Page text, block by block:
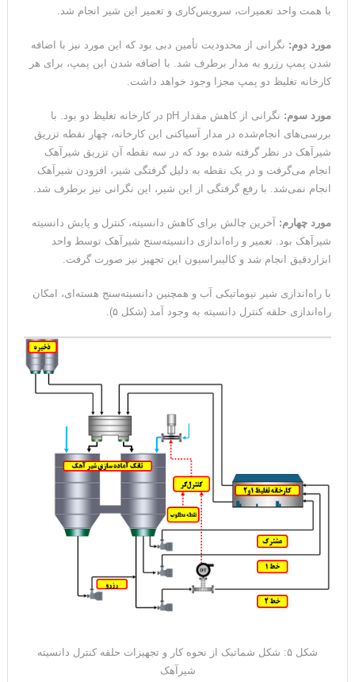
با همت واحد تعمیرات، سرویس‌کاری و تعمیر این شیر انجام شد.
مورد دوم: نگرانی از محدودیت تأمین دبی بود که این مورد نیز با اضافه
شدن پمپ رزرو به مدار برطرف شد. با اضافه شدن این پمپ، برای هر
کارخانه تغلیظ دو پمپ مجزا وجود خواهد داشت.
مورد سوم:
نگرانی از کاهش مقدار pH در کارخانه تغلیظ دو بود. با
بررسی‌های انجام‌شده در مدار آسیاکنی این کارخانه، چهار نقطه تزریق
شیرآهک در نظر گرفته شده بود که در سه نقطه آن تزریق شیرآهک
انجام می‌گرفت و در یک نقطه به دلیل گرفتگی شیر، افزودن شیرآهک
انجام نمی‌شد. با رفع گرفتگی از این شیر، این نگرانی نیز برطرف شد.
مورد چهارم: آخرین چالش برای کاهش دانسیته، کنترل و پایش دانسیته
شیرآهک بود. تعمیر و راه‌اندازی دانسیته‌سنج شیرآهک توسط واحد
ابزاردقیق انجام شد و کالیبراسیون این تجهیز نیز صورت گرفت.
با راه‌اندازی شیر نیوماتیکی آب و همچنین دانسیته‌سنج هسته‌ای، امکان
راه‌اندازی حلقه کنترل دانسیته به وجود آمد (شکل ۵).
شکل ۵: شکل شماتبک از نحوه کار و تجهیزات حلقه کنترل دانسیته
شیرآهک